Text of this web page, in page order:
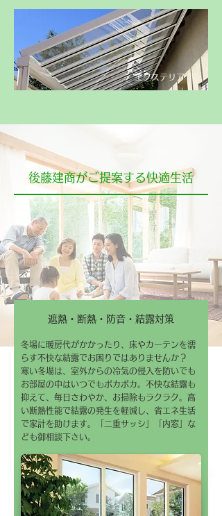
​エクステリア
後藤建商がご提案する快適生活
遮熱・断熱・防音・結露対策
冬場に暖房代がかかったり、床やカーテンを濡
らす不快な結露でお困りではありませんか？
寒い冬場は、室外からの冷気の侵入を防いでも
お部屋の中はいつでもポカポカ。不快な結露も
抑えて、毎日さわやか、お掃除もラクラク。高
い断熱性能で結露の発生を軽減し、省エネ生活
で家計を助けます。「二重サッシ」「内窓」な
ども御相談下さい。